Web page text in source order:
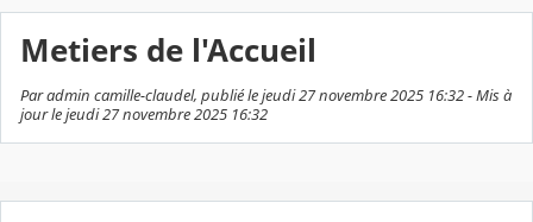
Metiers de l'Accueil
Par admin camille-claudel, publié le jeudi 27 novembre 2025 16:32 - Mis à
jour le jeudi 27 novembre 2025 16:32